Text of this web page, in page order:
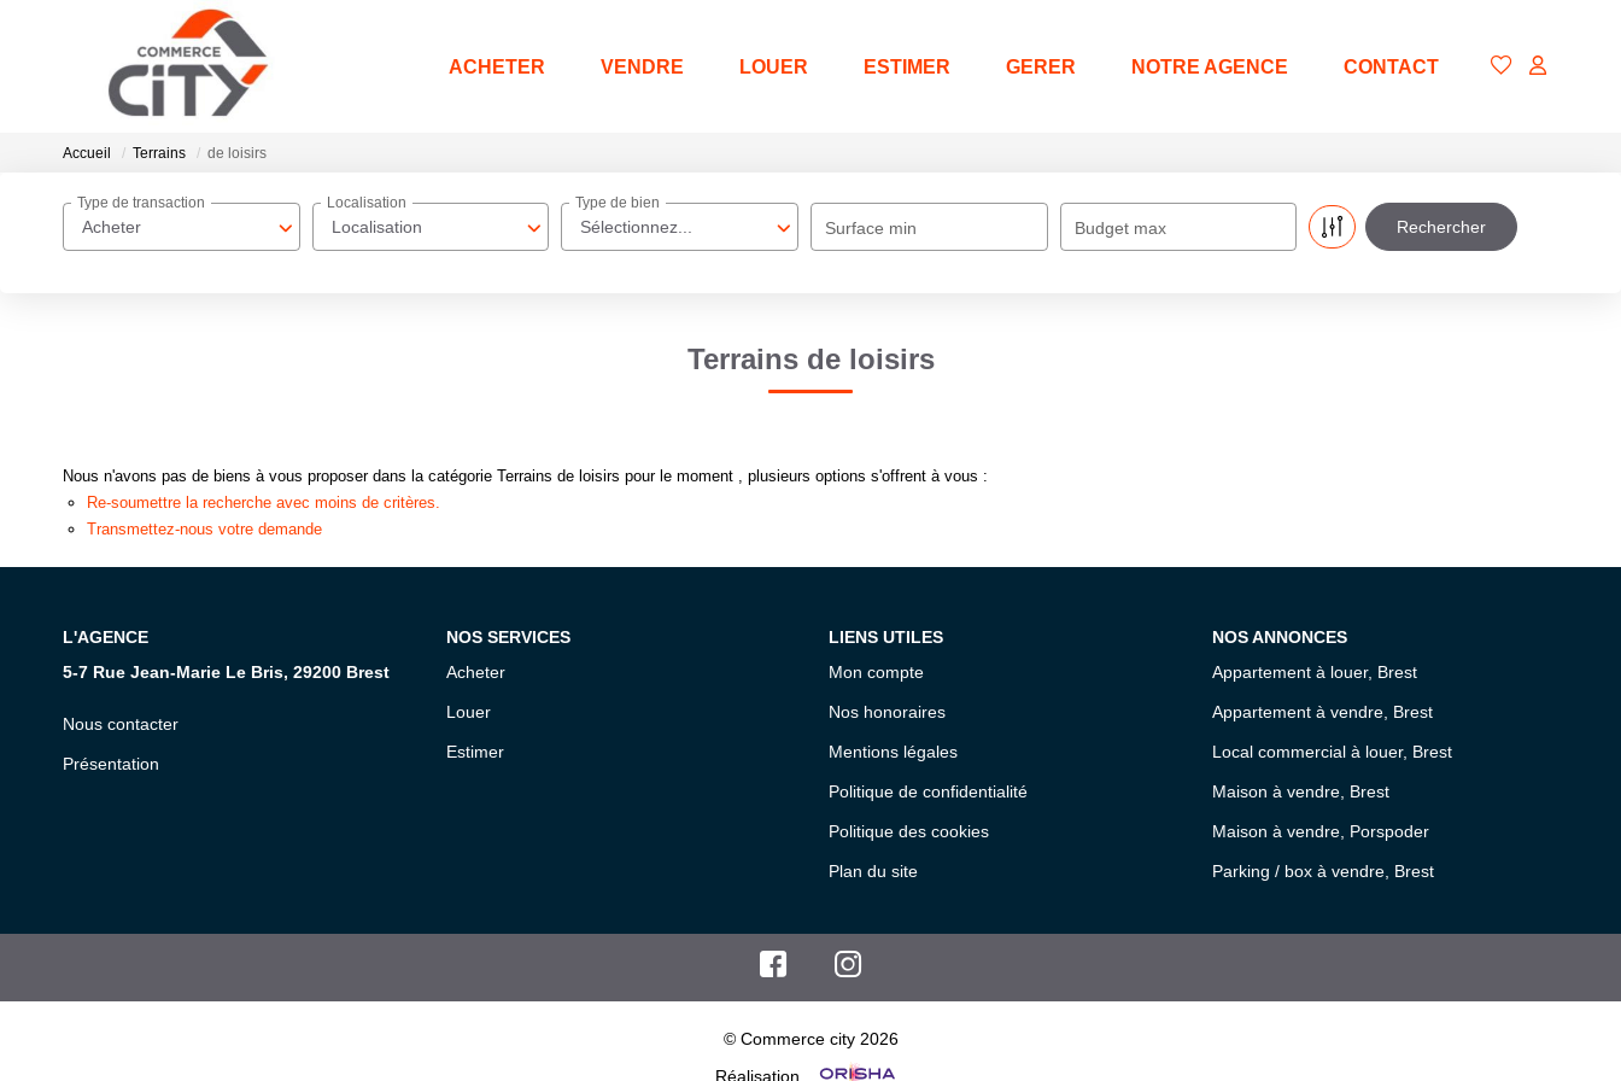
ACHETER VENDRE LOUER ESTIMER GERER NOTRE AGENCE CONTACT
Accueil Terrains de loisirs
Acheter
Type de transaction
Localisation
Localisation
Sélectionnez...
Type de bien
Surface min Budget max
Terrains de loisirs
Nous n'avons pas de biens à vous proposer dans la catégorie Terrains de loisirs pour le moment , plusieurs options s'offrent à vous :
Re-soumettre la recherche avec moins de critères.
Transmettez-nous votre demande
L'AGENCE
5-7 Rue Jean-Marie Le Bris, 29200 Brest
Nous contacter
Présentation
NOS SERVICES
Acheter
Louer
Estimer
LIENS UTILES
Mon compte
Nos honoraires
Mentions légales
Politique de confidentialité
Politique des cookies
Plan du site
NOS ANNONCES
Appartement à louer, Brest
Appartement à vendre, Brest
Local commercial à louer, Brest
Maison à vendre, Brest
Maison à vendre, Porspoder
Parking / box à vendre, Brest
© Commerce city 2026
Réalisation